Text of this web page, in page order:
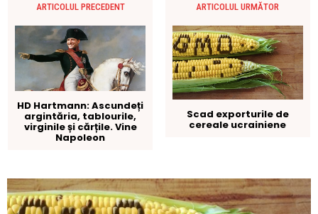
ARTICOLUL PRECEDENT
HD Hartmann: Ascundeți
argintăria, tablourile,
virginile și cărțile. Vine
Napoleon
ARTICOLUL URMĂTOR
Scad exporturile de
cereale ucrainiene